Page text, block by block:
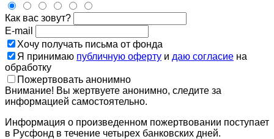
Как вас зовут?
E-mail
Хочу получать письма от фонда
Я принимаю публичную оферту и даю согласие на
обработку
Пожертвовать анонимно
Внимание! Вы жертвуете анонимно, следите за
информацией самостоятельно.
Информация о произведенном пожертвовании поступает
в Русфонд в течение четырех банковских дней.